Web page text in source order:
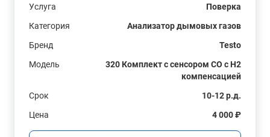
Услуга
Поверка
Категория
Анализатор дымовых газов
Бренд
Testo
Модель
320 Комплект с сенсором СО с H2
компенсацией
Срок
10-12 р.д.
Цена
4 000 ₽